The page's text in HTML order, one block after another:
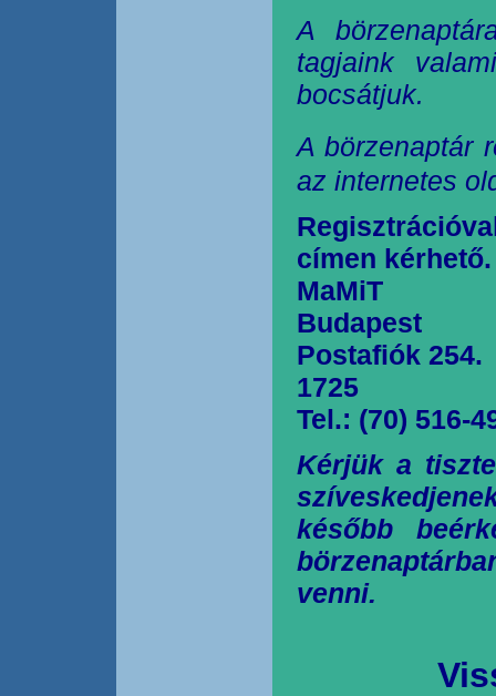
A
tagjaink
bocsátjuk.
A börzenaptár
az internetes
címen kérhető.
MaMiT
Budapest
Postafiók 254.
1725
Tel.: (70) 516-
Kérjük a
később
venni.